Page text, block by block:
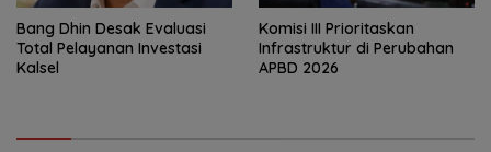
‎Bang Dhin Desak Evaluasi
Total Pelayanan Investasi
Kalsel
‎Komisi III Prioritaskan
Infrastruktur di Perubahan
APBD 2026